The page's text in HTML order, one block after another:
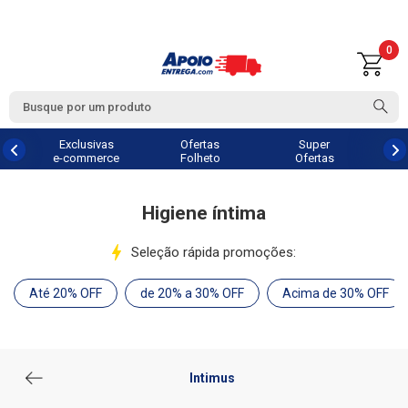
0
Exclusivas
e-commerce
Ofertas
Folheto
Super
Ofertas
Higiene íntima
Seleção rápida promoções:
Até 20% OFF de 20% a 30% OFF Acima de 30% OFF
Intimus